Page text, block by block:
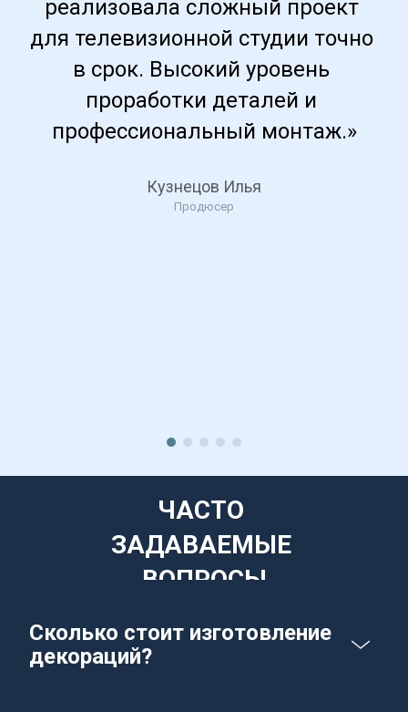
реализовала сложный проект
для телевизионной студии точно
в срок. Высокий уровень
проработки деталей и
профессиональный монтаж.»
Кузнецов Илья
Продюсер
ЧАСТО
ЗАДАВАЕМЫЕ
ВОПРОСЫ
Сколько стоит изготовление
декораций?